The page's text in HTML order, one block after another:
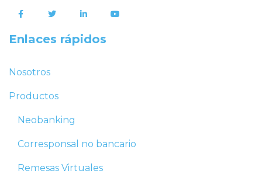
Enlaces rápidos
Nosotros
Productos
Neobanking
Corresponsal no bancario
Remesas Virtuales